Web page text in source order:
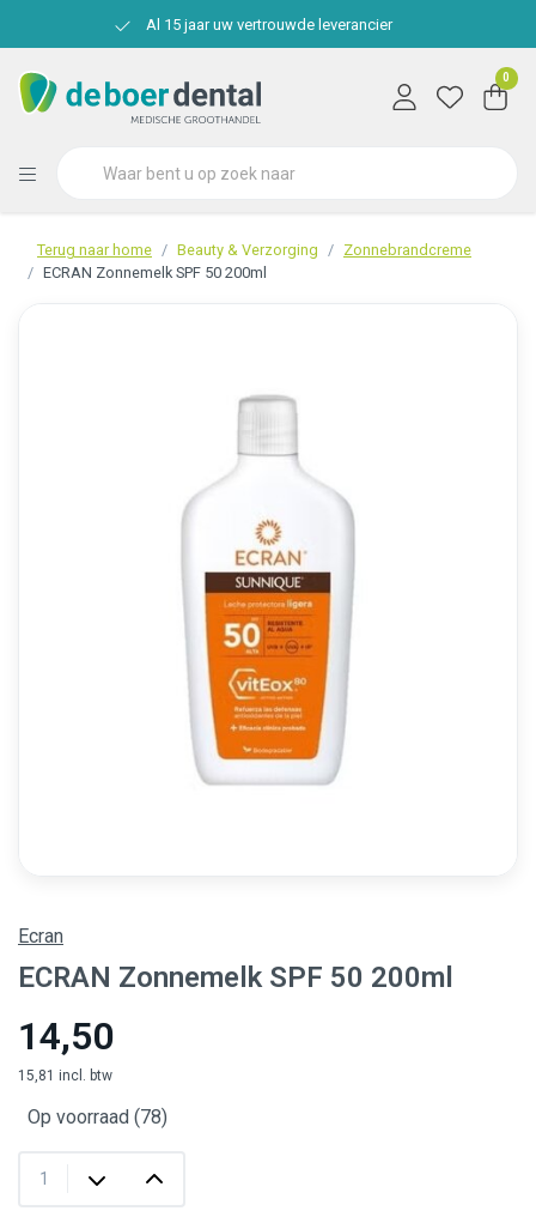
Al 15 jaar uw vertrouwde leverancier
0
Terug naar home Beauty & Verzorging
Zonnebrandcreme
ECRAN Zonnemelk SPF 50 200ml
Ecran
ECRAN Zonnemelk SPF 50 200ml
14,50
15,81 incl. btw
Op voorraad (78)